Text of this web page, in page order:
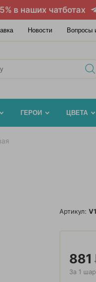
в наших чатботах
Новости Вопросы
ГЕРОИ ЦВЕТА
Артикул:
881
За 1